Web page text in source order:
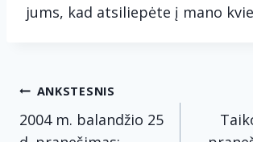
jums, kad atsiliepėte į mano
Navigacija
tarp
ANKSTESNIS
2004 m. balandžio 25